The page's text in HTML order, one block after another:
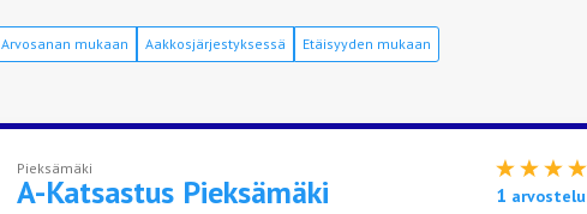
Arvosanan mukaan Aakkosjärjestyksessä Etäisyyden mukaan
Pieksämäki
A-Katsastus Pieksämäki
1 arvostelu